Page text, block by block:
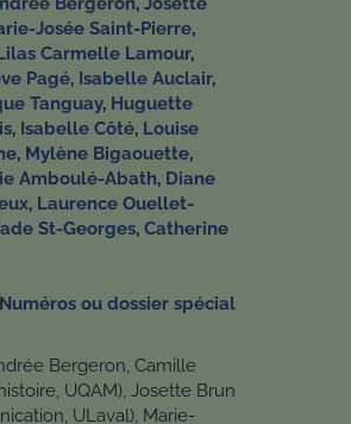
Josée Saint-Pierre,
Carmelle Lamour,
Pagé, Isabelle Auclair,
Tanguay, Huguette
, Isabelle Côté, Louise
, Mylène Bigaouette,
Amboulé-Abath, Diane
, Laurence Ouellet-
St-Georges, Catherine
Numéros ou dossier spécial
Bergeron, Camille
UQAM), Josette Brun
ULaval), Marie-